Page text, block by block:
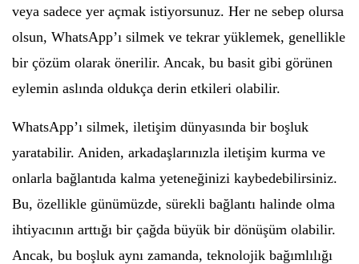
veya sadece yer açmak istiyorsunuz. Her ne sebep olursa
olsun, WhatsApp’ı silmek ve tekrar yüklemek, genellikle
bir çözüm olarak önerilir. Ancak, bu basit gibi görünen
eylemin aslında oldukça derin etkileri olabilir.
WhatsApp’ı silmek, iletişim dünyasında bir boşluk
yaratabilir. Aniden, arkadaşlarınızla iletişim kurma ve
onlarla bağlantıda kalma yeteneğinizi kaybedebilirsiniz.
Bu, özellikle günümüzde, sürekli bağlantı halinde olma
ihtiyacının arttığı bir çağda büyük bir dönüşüm olabilir.
Ancak, bu boşluk aynı zamanda, teknolojik bağımlılığı